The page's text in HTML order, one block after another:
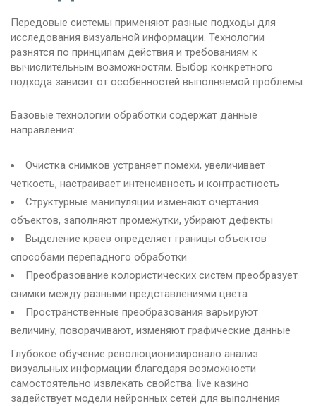
Передовые системы применяют разные подходы для
исследования визуальной информации. Технологии
разнятся по принципам действия и требованиям к
вычислительным возможностям. Выбор конкретного
подхода зависит от особенностей выполняемой проблемы.
Базовые технологии обработки содержат данные
направления:
Очистка снимков устраняет помехи, увеличивает
четкость, настраивает интенсивность и контрастность
Структурные манипуляции изменяют очертания
объектов, заполняют промежутки, убирают дефекты
Выделение краев определяет границы объектов
способами перепадного обработки
Преобразование колористических систем преобразует
снимки между разными представлениями цвета
Пространственные преобразования варьируют
величину, поворачивают, изменяют графические данные
Глубокое обучение революционизировало анализ
визуальных информации благодаря возможности
самостоятельно извлекать свойства. live казино
задействует модели нейронных сетей для выполнения